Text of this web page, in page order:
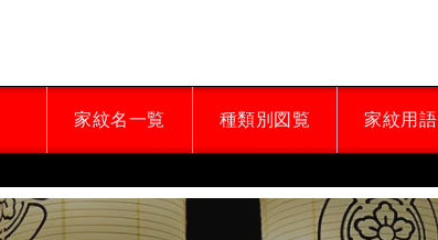
家紋名一覧 種類別図覧 家紋用語